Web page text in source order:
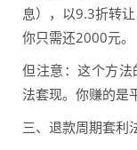
息），以9.3折转
你只需还2000元。
但注意：这个方法
法套现。你赚的是
三、退款周期套利